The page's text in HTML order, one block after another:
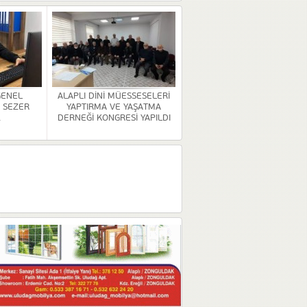
SEZER
ALAPLI DİNİ MÜESSESELERİ
YAPTIRMA VE YAŞATMA
DERNEĞİ KONGRESİ YAPILDI